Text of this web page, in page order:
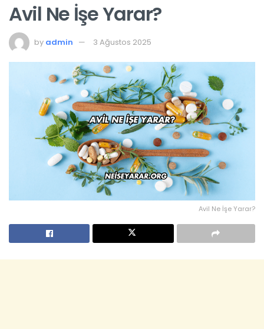
Avil Ne İşe Yarar?
by admin 3 Ağustos 2025
Avil Ne İşe Yarar?